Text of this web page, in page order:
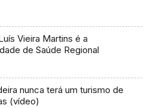
Vieira Martins é a
de Saúde Regional
nunca terá um turismo de
(vídeo)